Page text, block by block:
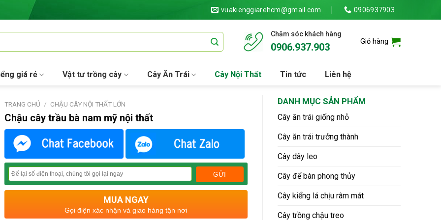
vuakienggiarehcm@gmail.com 0906937903
Chăm sóc khách hàng
0906.937.903 Giỏ hàng
giá rẻ Vật tư trồng cây Cây Ăn Trái Cây Nội Thất Tin tức Liên hệ
DANH MỤC SẢN PHẨM
Cây ăn trái giống nhỏ
Cây ăn trái trưởng thành
Cây dây leo
Cây để bàn phong thủy
Cây kiểng lá chịu râm mát
Cây trồng chậu treo
TRANG CHỦ / CHẬU CÂY NỘI THẤT LỚN
Chậu cây trầu bà nam mỹ nội thất
MUA NGAY
Gọi điện xác nhận và giao hàng tận nơi